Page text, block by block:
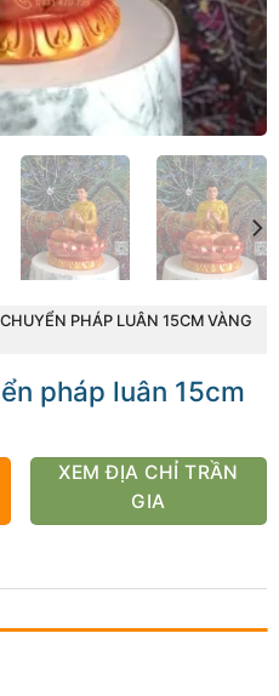
PHÁP LUÂN 15CM VÀNG
pháp luân 15cm
XEM ĐỊA CHỈ TRẦN
GIA